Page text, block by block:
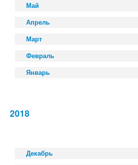
Май
Апрель
Март
Февраль
Январь
2018
Декабрь